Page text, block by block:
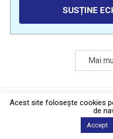
SUSȚINE
Mai
Politica de
2026 ©
Acest site foloseşte cookies
de
Accept